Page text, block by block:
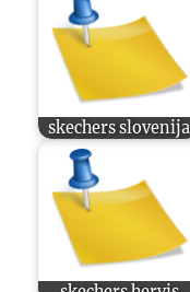
skechers slovenija